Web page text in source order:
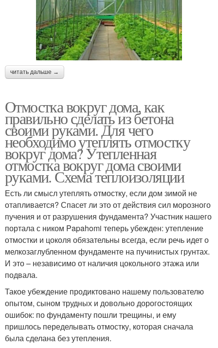
читать дальше →
Отмостка вокруг дома, как
правильно сделать из бетона
своими руками. Для чего
необходимо утеплять отмостку
вокруг дома? Утепленная
отмостка вокруг дома своими
руками. Схема теплоизоляции
Есть ли смысл утеплять отмостку, если дом зимой не
отапливается? Спасет ли это от действия сил морозного
пучения и от разрушения фундамента? Участник нашего
портала с ником Papahomi теперь убежден: утепление
отмостки и цоколя обязательны всегда, если речь идет о
мелкозаглубленном фундаменте на пучинистых грунтах.
И это – независимо от наличия цокольного этажа или
подвала.
Такое убеждение продиктовано нашему пользователю
опытом, сыном трудных и довольно дорогостоящих
ошибок: по фундаменту пошли трещины, и ему
пришлось переделывать отмостку, которая сначала
была сделана без утепления.